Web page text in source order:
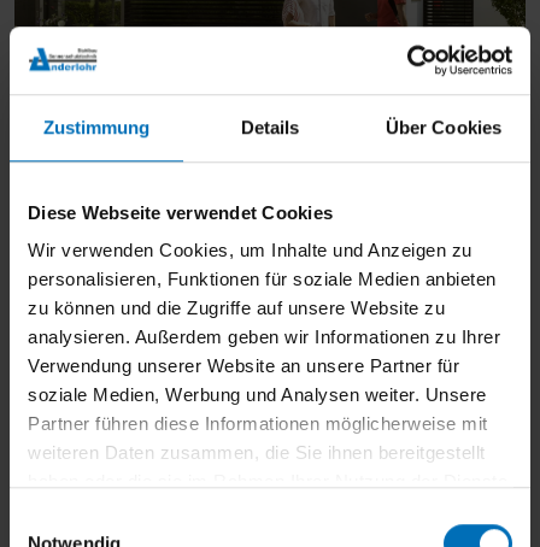
Zustimmung Details Über Cookies
Diese Webseite verwendet Cookies
Wir verwenden Cookies, um Inhalte und Anzeigen zu
personalisieren, Funktionen für soziale Medien anbieten
zu können und die Zugriffe auf unsere Website zu
analysieren. Außerdem geben wir Informationen zu Ihrer
Verwendung unserer Website an unsere Partner für
soziale Medien, Werbung und Analysen weiter. Unsere
Partner führen diese Informationen möglicherweise mit
weiteren Daten zusammen, die Sie ihnen bereitgestellt
Notwendig